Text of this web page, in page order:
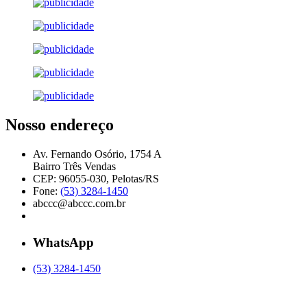
Nosso endereço
Av. Fernando Osório, 1754 A
Bairro Três Vendas
CEP: 96055-030, Pelotas/RS
Fone: (53) 3284-1450
abccc@abccc.com.br
WhatsApp
(53) 3284-1450